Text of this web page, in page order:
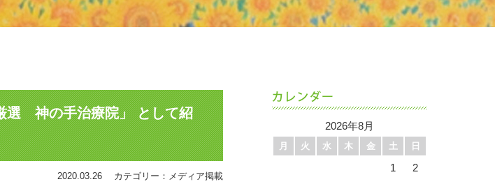
選 神の手治療院」 として紹
2020.03.26 カテゴリー：メディア掲載
2026年8月
月 火 水 木 金 土 日
1
2